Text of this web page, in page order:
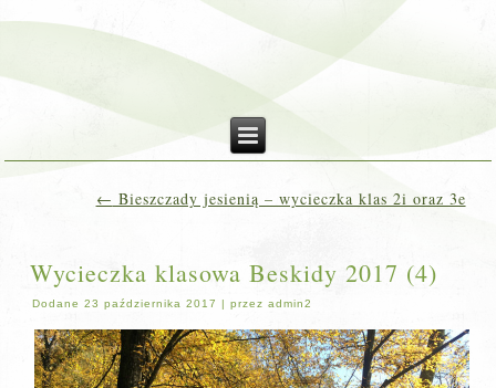
← Bieszczady jesienią – wycieczka klas 2i oraz 3e
Wycieczka klasowa Beskidy 2017 (4)
Dodane 23 października 2017 |przez admin2